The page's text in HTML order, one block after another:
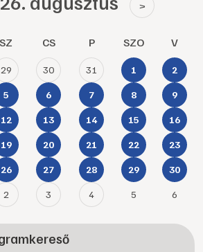
>
SZ CS P SZO V
29 30 31 1 2
5 6 7 8 9
12 13 14 15 16
19 20 21 22 23
26 27 28 29 30
2 3 4 5 6